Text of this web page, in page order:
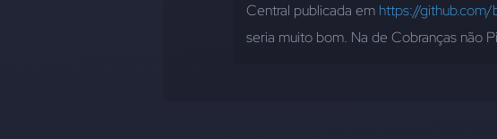
Central publicada em https://
seria muito bom. Na de Cobranças não